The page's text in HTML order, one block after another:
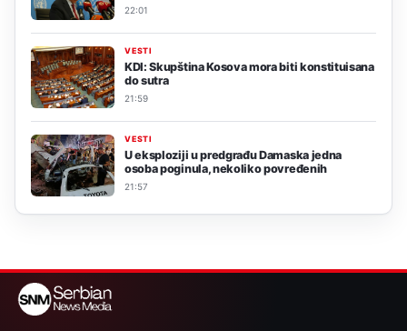
22:01
VESTI
KDI: Skupština Kosova mora biti konstituisana
do sutra
21:59
VESTI
U eksploziji u predgrađu Damaska jedna
osoba poginula, nekoliko povređenih
21:57